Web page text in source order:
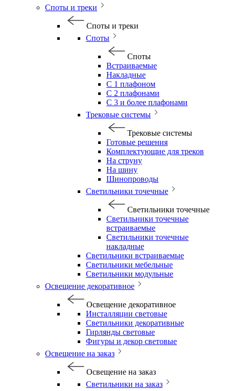
Споты и треки
Споты и треки
Споты
Споты
Встраиваемые
Накладные
С 1 плафоном
С 2 плафонами
С 3 и более плафонами
Трековые системы
Трековые системы
Готовые решения
Комплектующие для треков
На струну
На шину
Шинопроводы
Светильники точечные
Светильники точечные
Светильники точечные
встраиваемые
Светильники точечные
накладные
Светильники встраиваемые
Светильники мебельные
Светильники модульные
Освещение декоративное
Освещение декоративное
Инсталляции световые
Светильники декоративные
Гирлянды световые
Фигуры и декор световые
Освещение на заказ
Освещение на заказ
Светильники на заказ